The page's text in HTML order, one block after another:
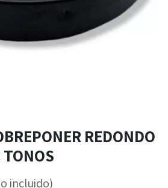
REDONDO
TONOS
incluido)